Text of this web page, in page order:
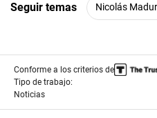
Seguir temas Nicolás
Conforme a los criterios de
Tipo de trabajo:
Noticias